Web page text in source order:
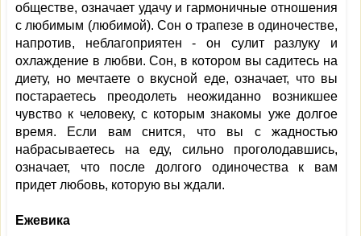
обществе, означает удачу и гармоничные отношения
с любимым (любимой). Сон о трапезе в одиночестве,
напротив, неблагоприятен - он сулит разлуку и
охлаждение в любви. Сон, в котором вы садитесь на
диету, но мечтаете о вкусной еде, означает, что вы
постараетесь преодолеть неожиданно возникшее
чувство к человеку, с которым знакомы уже долгое
время. Если вам снится, что вы с жадностью
набрасываетесь на еду, сильно проголодавшись,
означает, что после долгого одиночества к вам
придет любовь, которую вы ждали.
Ежевика